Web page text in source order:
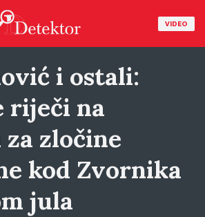
VIDEO
i ostali:
riječi na
zločine
kod Zvornika
jula